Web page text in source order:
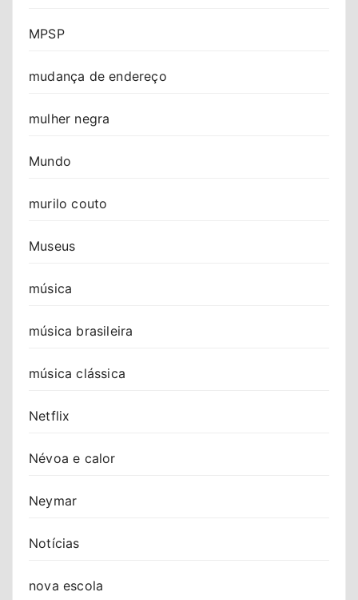
MPSP
mudança de endereço
mulher negra
Mundo
murilo couto
Museus
música
música brasileira
música clássica
Netflix
Névoa e calor
Neymar
Notícias
nova escola